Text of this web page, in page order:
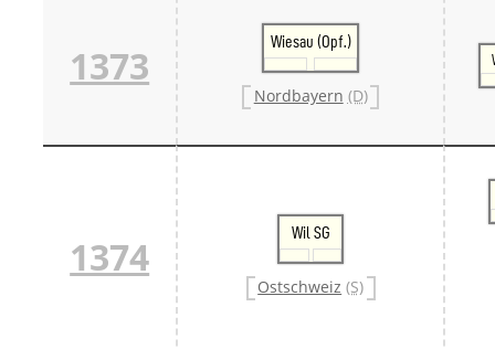
1373
Wiesau (Opf.)
Nordbayern (D)
1374
Wil SG
Ostschweiz (S)